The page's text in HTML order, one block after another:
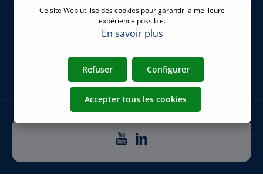
140 bis Rue de Rennes
Téléphone:+33 01 77 62 46 24
commercial@airicom.fr
Ce site Web utilise des cookies pour garantir la meilleure
expérience possible.
En savoir plus
Refuser Configurer
Accepter tous les cookies